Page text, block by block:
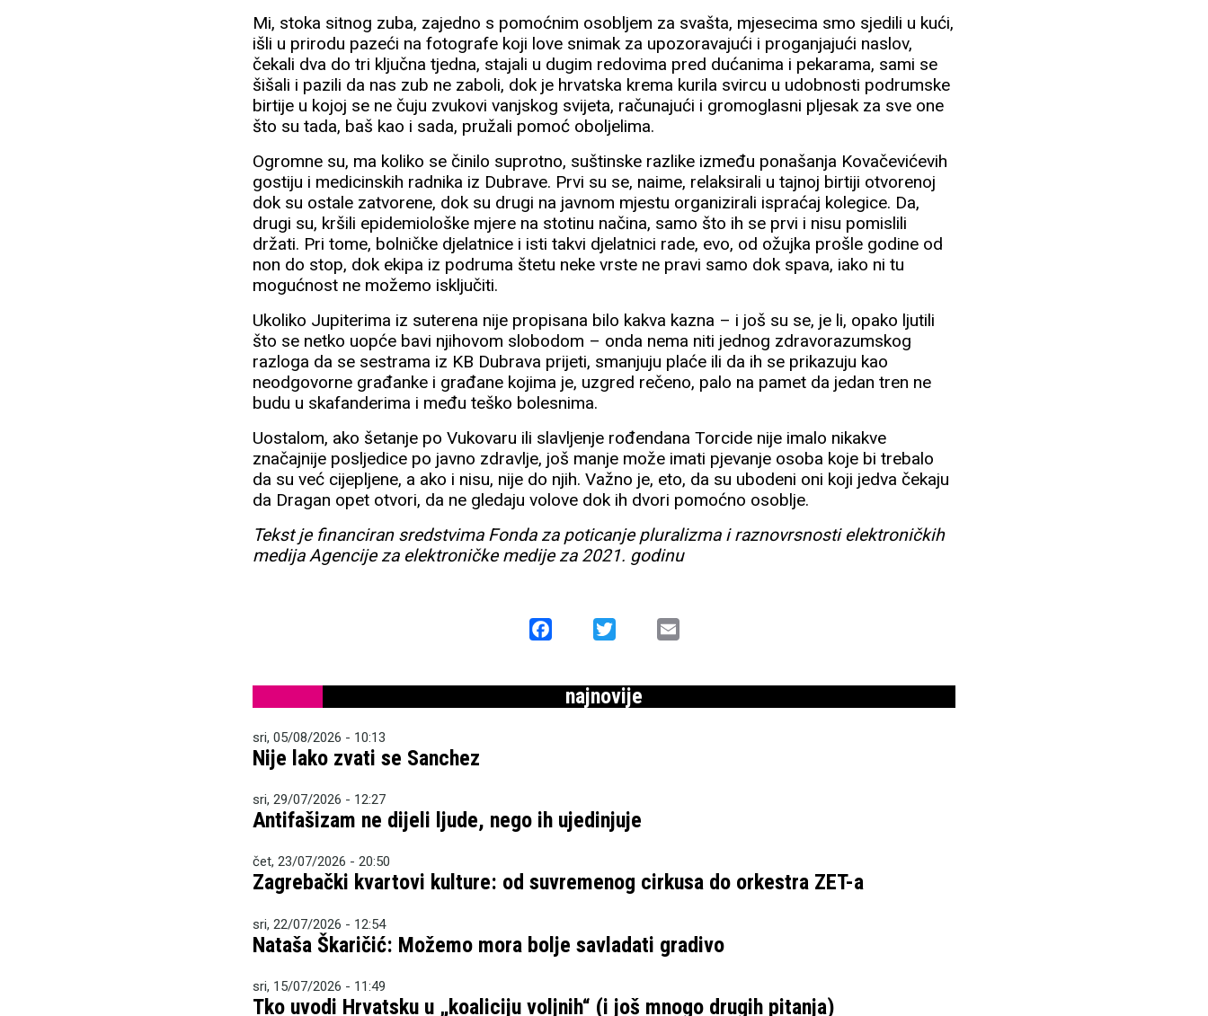
Mi, stoka sitnog zuba, zajedno s pomoćnim osobljem za svašta, mjesecima smo sjedili u kući,
išli u prirodu pazeći na fotografe koji love snimak za upozoravajući i proganjajući naslov,
čekali dva do tri ključna tjedna, stajali u dugim redovima pred dućanima i pekarama, sami se
šišali i pazili da nas zub ne zaboli, dok je hrvatska krema kurila svircu u udobnosti podrumske
birtije u kojoj se ne čuju zvukovi vanjskog svijeta, računajući i gromoglasni pljesak za sve one
što su tada, baš kao i sada, pružali pomoć oboljelima.
Ogromne su, ma koliko se činilo suprotno, suštinske razlike između ponašanja Kovačevićevih
gostiju i medicinskih radnika iz Dubrave. Prvi su se, naime, relaksirali u tajnoj birtiji otvorenoj
dok su ostale zatvorene, dok su drugi na javnom mjestu organizirali ispraćaj kolegice. Da,
drugi su, kršili epidemiološke mjere na stotinu načina, samo što ih se prvi i nisu pomislili
držati. Pri tome, bolničke djelatnice i isti takvi djelatnici rade, evo, od ožujka prošle godine od
non do stop, dok ekipa iz podruma štetu neke vrste ne pravi samo dok spava, iako ni tu
mogućnost ne možemo isključiti.
Ukoliko Jupiterima iz suterena nije propisana bilo kakva kazna – i još su se, je li, opako ljutili
što se netko uopće bavi njihovom slobodom – onda nema niti jednog zdravorazumskog
razloga da se sestrama iz KB Dubrava prijeti, smanjuju plaće ili da ih se prikazuju kao
neodgovorne građanke i građane kojima je, uzgred rečeno, palo na pamet da jedan tren ne
budu u skafanderima i među teško bolesnima.
Uostalom, ako šetanje po Vukovaru ili slavljenje rođendana Torcide nije imalo nikakve
značajnije posljedice po javno zdravlje, još manje može imati pjevanje osoba koje bi trebalo
da su već cijepljene, a ako i nisu, nije do njih. Važno je, eto, da su ubodeni oni koji jedva čekaju
da Dragan opet otvori, da ne gledaju volove dok ih dvori pomoćno osoblje.
Tekst je financiran sredstvima Fonda za poticanje pluralizma i raznovrsnosti elektroničkih
medija Agencije za elektroničke medije za 2021. godinu
Facebook
najnovije
sri, 05/08/2026 - 10:13
Nije lako zvati se Sanchez
sri, 29/07/2026 - 12:27
Antifašizam ne dijeli ljude, nego ih ujedinjuje
čet, 23/07/2026 - 20:50
Zagrebački kvartovi kulture: od suvremenog cirkusa do orkestra ZET-a
sri, 22/07/2026 - 12:54
Nataša Škaričić: Možemo mora bolje savladati gradivo
sri, 15/07/2026 - 11:49
Tko uvodi Hrvatsku u „koaliciju voljnih“ (i još mnogo drugih pitanja)